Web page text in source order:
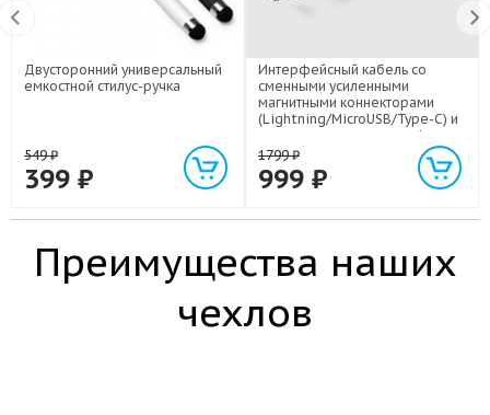
Двусторонний универсальный
емкостной стилус-ручка
549₽
399 ₽
Интерфейсный кабель со
сменными усиленными
магнитными коннекторами
(Lightning/MicroUSB/Type-C) и
световым индикатором 1м
1799₽
999 ₽
Преимущества наших
чехлов